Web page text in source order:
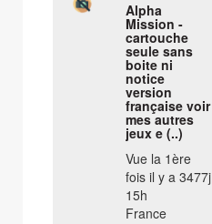
Alpha
Mission -
cartouche
seule sans
boite ni
notice
version
française voir
mes autres
jeux e (..)
Vue la 1ère
fois il y a 3477j
15h
France